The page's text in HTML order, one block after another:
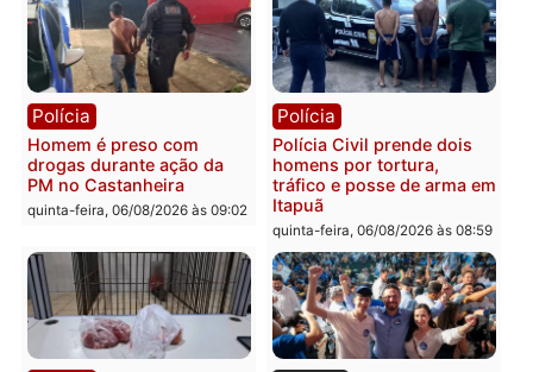
quinta-feira, 06/08/2026 às
Polícia
Policiais militares
prendem trio na zona
Leste
quinta-feira, 06/08/2026 às 09:28
Polícia
Jovem é encontrado
na Rua dos Cravos e
é investigado pela
em RO
quinta-feira, 06/08/2026 às